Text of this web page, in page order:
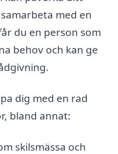
med en
du en person som
behov och kan ge
dig med en rad
bland annat:
skilsmässa och